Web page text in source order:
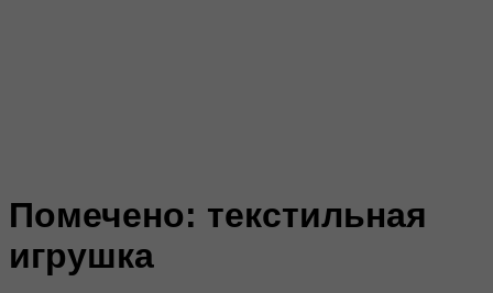
Помечено: текстильная
игрушка